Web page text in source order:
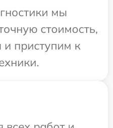
мы
стоимость,
приступим к